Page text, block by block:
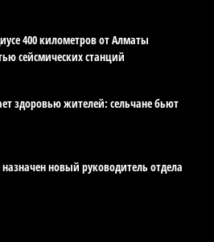
отменили приговор за
что подсудимому не дали
219
начали действовать новые
мира приехали на
400 километров от Алматы
сейсмических станций
здоровью жителей: сельчане бьют
новый руководитель отдела